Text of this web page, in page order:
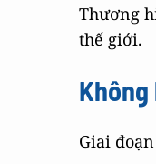
Thương
thế giới.
Giai